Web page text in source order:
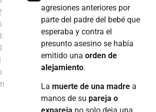
agresiones anteriores por
parte del padre del bebé que
esperaba y contra el
presunto asesino se había
emitido unaorden de
alejamiento.
Lamuerte de una madre a
manos de supareja o